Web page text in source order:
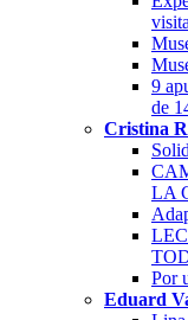
9
de
Cristina
LA
Por
Eduard